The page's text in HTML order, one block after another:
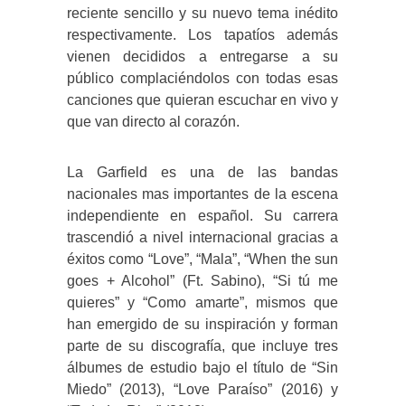
reciente sencillo y su nuevo tema inédito
respectivamente. Los tapatíos además
vienen decididos a entregarse a su
público complaciéndolos con todas esas
canciones que quieran escuchar en vivo y
que van directo al corazón.
La Garfield es una de las bandas
nacionales mas importantes de la escena
independiente en español. Su carrera
trascendió a nivel internacional gracias a
éxitos como “Love”, “Mala”, “When the sun
goes + Alcohol” (Ft. Sabino), “Si tú me
quieres” y “Como amarte”, mismos que
han emergido de su inspiración y forman
parte de su discografía, que incluye tres
álbumes de estudio bajo el título de “Sin
Miedo” (2013), “Love Paraíso” (2016) y